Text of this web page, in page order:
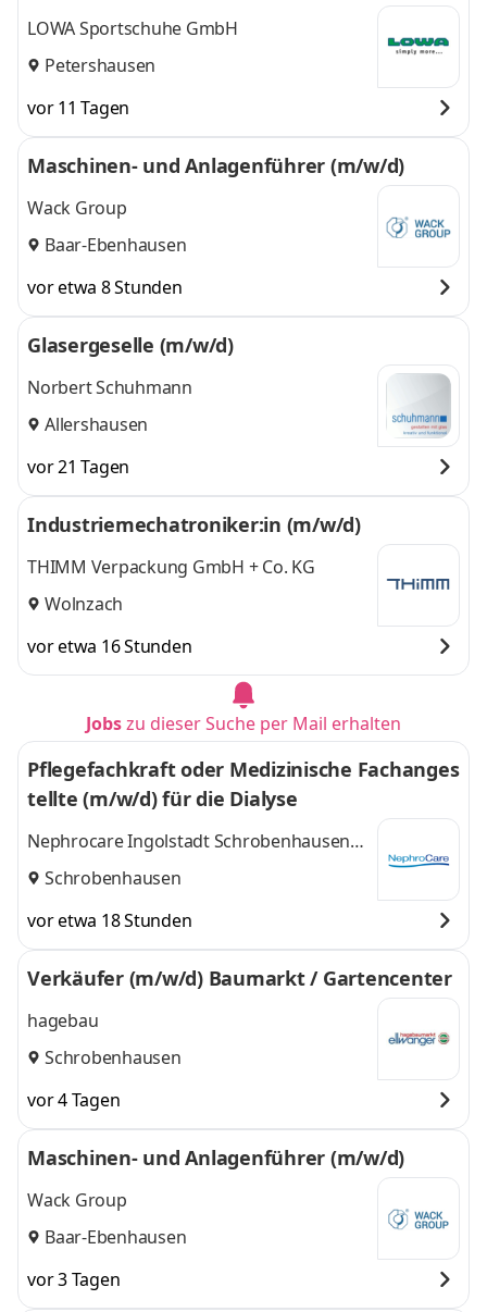
LOWA Sportschuhe GmbH
Petershausen
vor 11 Tagen
Maschinen- und Anlagenführer (m/w/d)
Wack Group
Baar-Ebenhausen
vor etwa 8 Stunden
Glasergeselle (m/w/d)
Norbert Schuhmann
Allershausen
vor 21 Tagen
Industriemechatroniker:in (m/w/d)
THIMM Verpackung GmbH + Co. KG
Wolnzach
vor etwa 16 Stunden
Jobszu dieser Suche per Mail erhalten
Pflegefachkraft oder Medizinische Fachanges
tellte (m/w/d) für die Dialyse
Nephrocare Ingolstadt Schrobenhausen
GmbH
Schrobenhausen
vor etwa 18 Stunden
Verkäufer (m/w/d) Baumarkt / Gartencenter
hagebau
Schrobenhausen
vor 4 Tagen
Maschinen- und Anlagenführer (m/w/d)
Wack Group
Baar-Ebenhausen
vor 3 Tagen